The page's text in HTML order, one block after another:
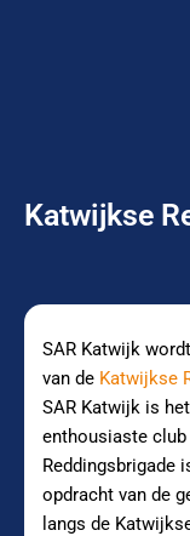
Katwijkse
SAR Katwijk
van de Katwijkse
SAR Katwijk is
enthousiaste
Reddingsbrigade
opdracht van de
langs de